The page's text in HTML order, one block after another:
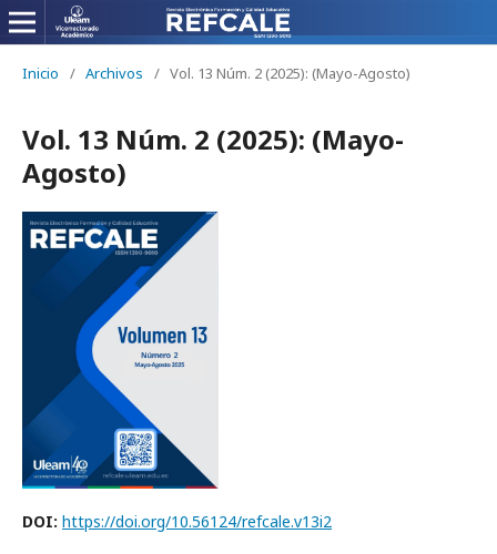
Inicio / Archivos / Vol. 13 Núm. 2 (2025): (Mayo-Agosto)
Vol. 13 Núm. 2 (2025): (Mayo-
Agosto)
DOI: https://doi.org/10.56124/refcale.v13i2